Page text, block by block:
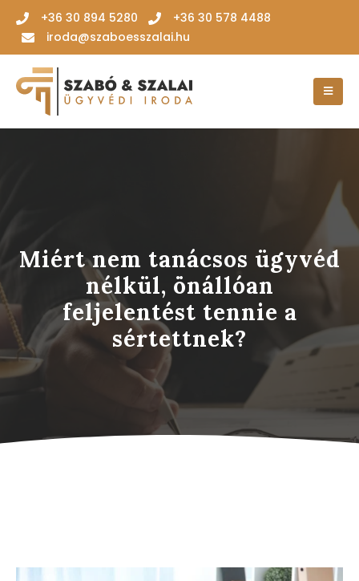
‭+36 30 894 5280‬
+36 30 578 4488
iroda@szaboesszalai.hu
Miért nem tanácsos ügyvéd
nélkül, önállóan
feljelentést tennie a
sértettnek?